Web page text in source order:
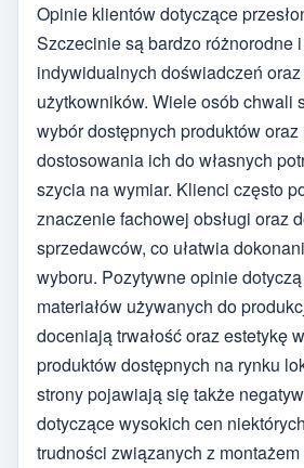
Opinie klientów dotyczące
Szczecinie są bardzo różnorodne
indywidualnych doświadczeń
użytkowników. Wiele osób chwali
wybór dostępnych produktów
dostosowania ich do własnych
szycia na wymiar. Klienci często
znaczenie fachowej obsługi oraz
sprzedawców, co ułatwia
wyboru. Pozytywne opinie
materiałów używanych do
doceniają trwałość oraz estetykę
produktów dostępnych na rynku
strony pojawiają się także
dotyczące wysokich cen
trudności związanych z